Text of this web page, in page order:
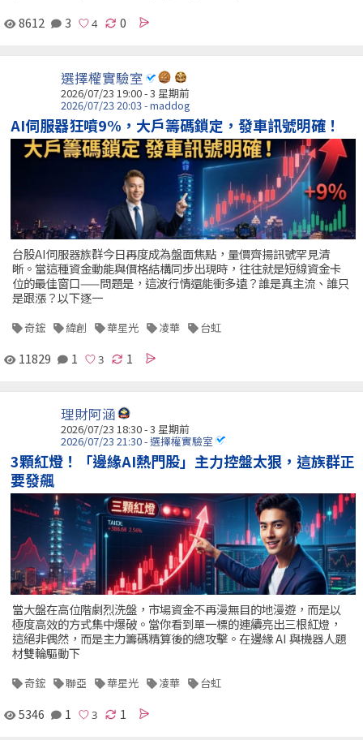
8612 3 0
選擇權實驗室
2026/07/23 19:00 - 3 星期前
2026/07/23 20:03 - maddog
AI伺服器狂噴9%，大戶籌碼鎖定，發車訊號明確！
台股AI伺服器族群今日再度成為盤面焦點，量價齊揚訊號罕見清
晰。當這種資金動能與價格結構同步出現時，往往就是短線資金卡
位的最佳窗口——問題是，這波行情還能衝多遠？誰是真主流、誰只
是跟漲？以下逐一
奇鋐 緯創 華星光 凌華 台虹
11829 1 1
理財阿涵
2026/07/23 18:30 - 3 星期前
2026/07/23 21:30 - 選擇權實驗室
3顆紅燈！「邊緣AI熱門股」主力控盤太狠，這族群正
要發飆
當大盤在高位階劇烈洗盤，市場資金不再漫無目的地漫遊，而是以
極度高效的方式集中爆破。當你看到單一標的連續亮出三根紅燈，
這絕非偶然，而是主力籌碼精算後的總攻擊。在邊緣 AI 與機器人題
材雙輪驅動下
奇鋐 聯亞 華星光 凌華 台虹
5346 1 1